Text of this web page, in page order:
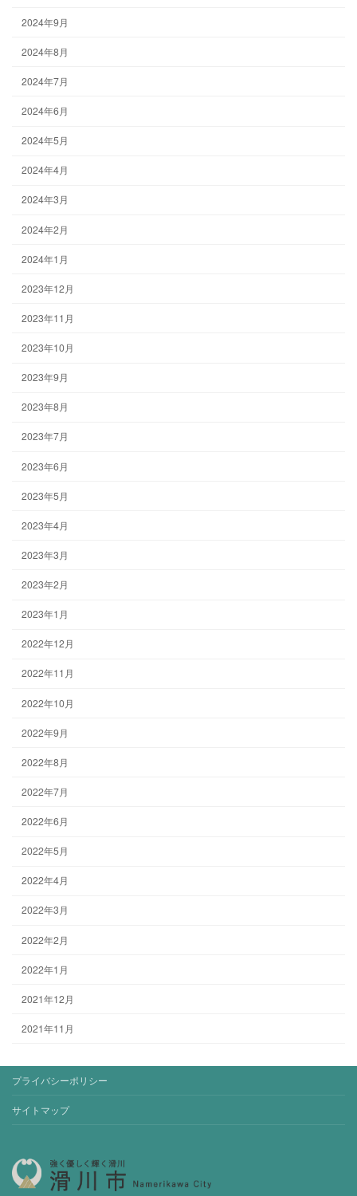
2024年9月
2024年8月
2024年7月
2024年6月
2024年5月
2024年4月
2024年3月
2024年2月
2024年1月
2023年12月
2023年11月
2023年10月
2023年9月
2023年8月
2023年7月
2023年6月
2023年5月
2023年4月
2023年3月
2023年2月
2023年1月
2022年12月
2022年11月
2022年10月
2022年9月
2022年8月
2022年7月
2022年6月
2022年5月
2022年4月
2022年3月
2022年2月
2022年1月
2021年12月
2021年11月
プライバシーポリシー
サイトマップ